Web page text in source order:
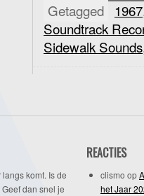
Getagged 1967
Soundtrack
Sidewalk Sounds
komt. Is de
dan snel je
REACTIES
clismo op
het Jaar